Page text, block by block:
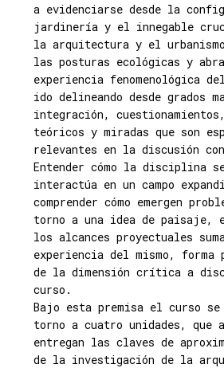
a evidenciarse desde la
jardinería y el innegable
la arquitectura y el
las posturas ecológicas y
experiencia fenomenológica
ido delineando desde grados
integración,
teóricos y miradas que son
relevantes en la discusión
Entender cómo la disciplina
interactúa en un campo
comprender cómo emergen
torno a una idea de paisaje,
los alcances proyectuales
experiencia del mismo, forma
de la dimensión crítica a
curso.
Bajo esta premisa el curso se
torno a cuatro unidades, que
entregan las claves de
de la investigación de la